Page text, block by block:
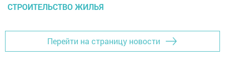
СТРОИТЕЛЬСТВО ЖИЛЬЯ
Перейти на страницу новости